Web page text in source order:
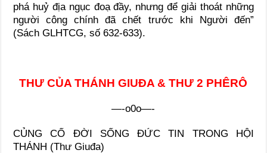
phá huỷ địa ngục đoạ đầy, nhưng để giải thoát những
người công chính đã chết trước khi Người đến”
(Sách GLHTCG, số 632-633).
THƯ CỦA THÁNH GIUĐA & THƯ 2 PHÊRÔ
—-o0o—-
CỦNG CỐ ĐỜI SỐNG ĐỨC TIN TRONG HỘI
THÁNH (Thư Giuđa)